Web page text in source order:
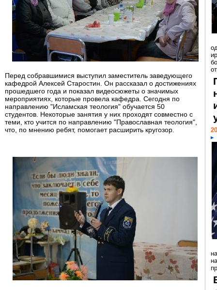
Перед собравшимися выступил заместитель заведующего
кафедрой Алексей Старостин. Он рассказал о достижениях
прошедшего года и показал видеосюжеты о значимых
мероприятиях, которые провела кафедра. Сегодня по
направлению "Исламская теология" обучается 50
студентов. Некоторые занятия у них проходят совместно с
теми, кто учится по направлению "Православная теология",
что, по мнению ребят, помогает расширить кругозор.